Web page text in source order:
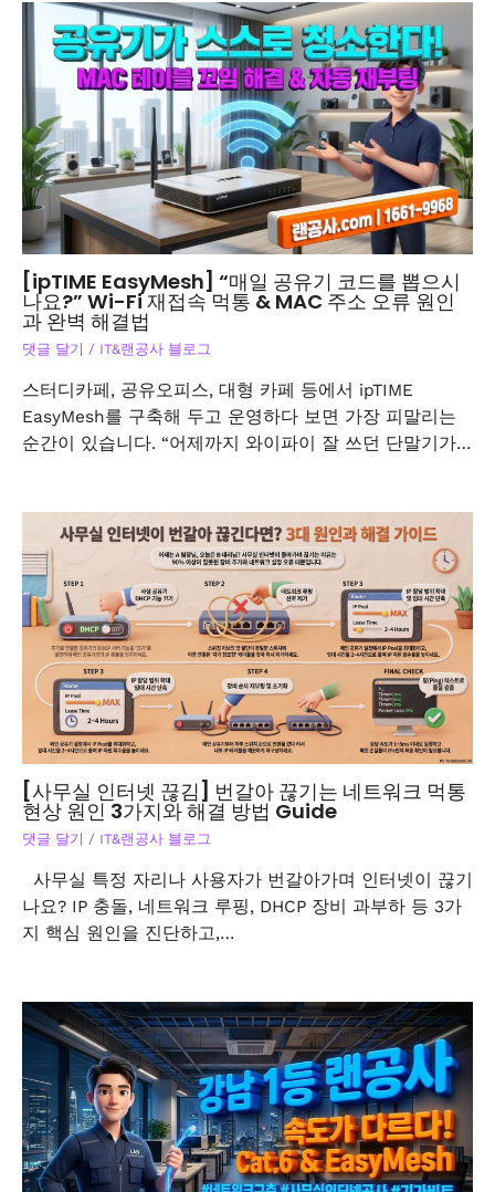
[ipTIME EasyMesh] “매일 공유기 코드를 뽑으시
나요?” Wi-Fi 재접속 먹통 & MAC 주소 오류 원인
과 완벽 해결법
댓글 달기 / IT&랜공사 블로그
스터디카페, 공유오피스, 대형 카페 등에서 ipTIME
EasyMesh를 구축해 두고 운영하다 보면 가장 피말리는
순간이 있습니다. “어제까지 와이파이 잘 쓰던 단말기가…
[사무실 인터넷 끊김] 번갈아 끊기는 네트워크 먹통
현상 원인 3가지와 해결 방법 Guide
댓글 달기 / IT&랜공사 블로그
사무실 특정 자리나 사용자가 번갈아가며 인터넷이 끊기
나요? IP 충돌, 네트워크 루핑, DHCP 장비 과부하 등 3가
지 핵심 원인을 진단하고,…